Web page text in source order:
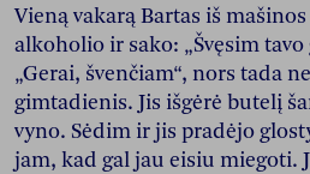
Vieną vakarą Bartas iš
alkoholio ir sako: „Švęsim
„Gerai, švenčiam“, nors tada
gimtadienis. Jis išgėrė butelį
vyno. Sėdim ir jis pradėjo
jam, kad gal jau eisiu miegoti.